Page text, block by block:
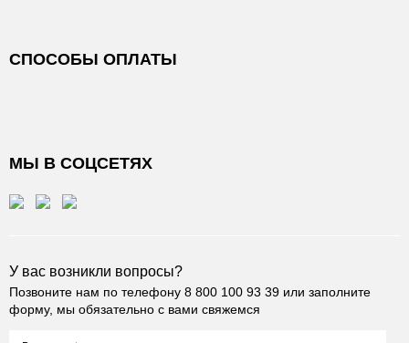
СПОСОБЫ ОПЛАТЫ
МЫ В СОЦСЕТЯХ
У вас возникли вопросы?
Позвоните нам по телефону 8 800 100 93 39 или заполните
форму, мы обязательно с вами свяжемся